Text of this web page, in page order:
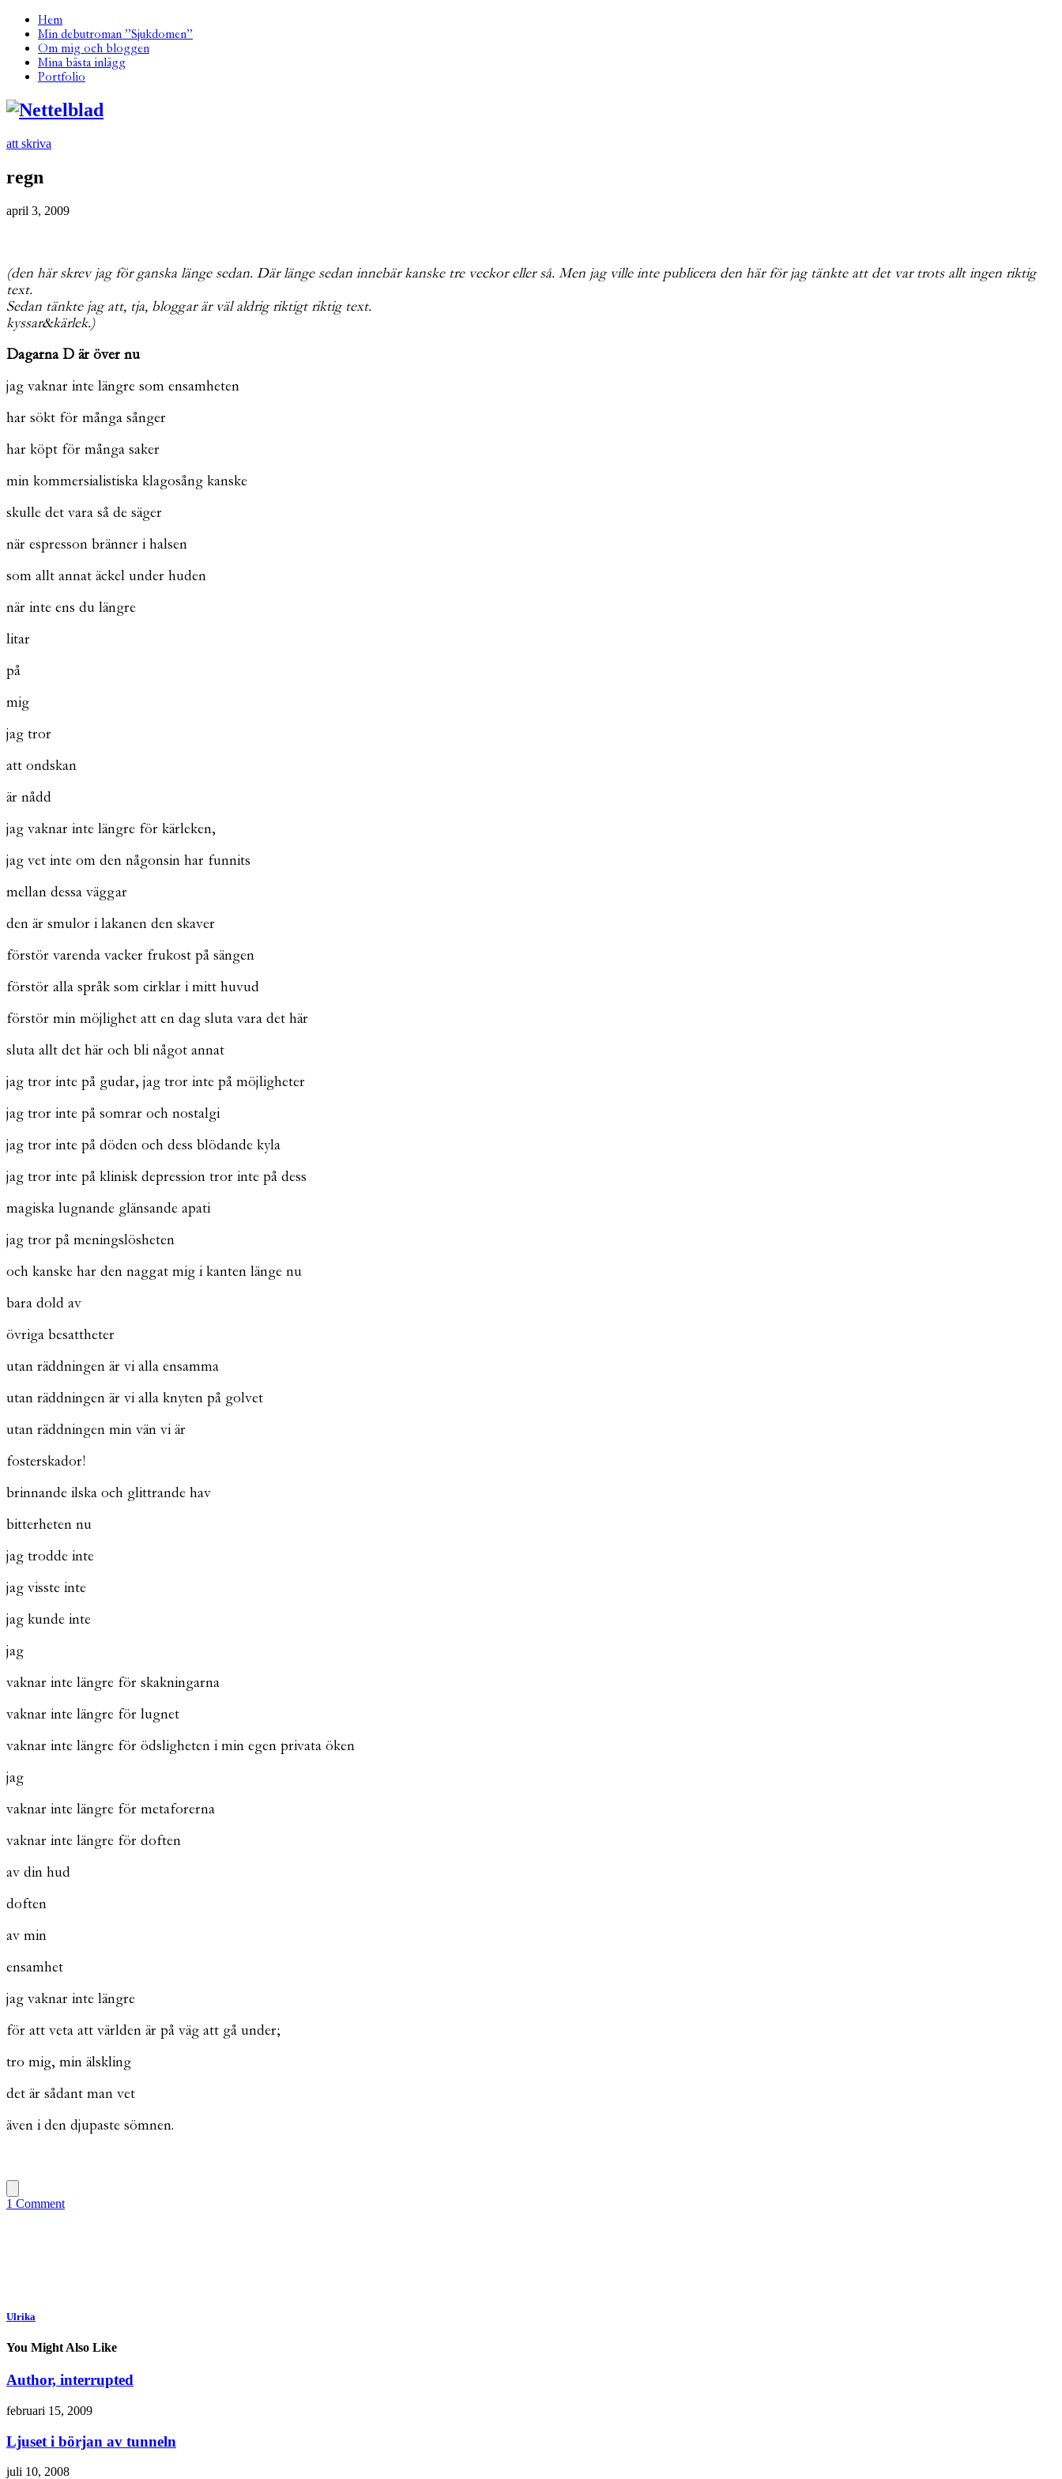
Hem
Min debutroman ”Sjukdomen”
Om mig och bloggen
Mina bästa inlägg
Portfolio
att skriva
regn
april 3, 2009
(den här skrev jag för ganska länge sedan. Där länge sedan innebär kanske tre veckor eller så. Men jag ville inte publicera den här för jag tänkte att det var trots allt ingen riktig
text.
Sedan tänkte jag att, tja, bloggar är väl aldrig riktigt riktig text.
kyssar&kärlek.)
Dagarna D är över nu
jag vaknar inte längre som ensamheten
har sökt för många sånger
har köpt för många saker
min kommersialistiska klagosång kanske
skulle det vara så de säger
när espresson bränner i halsen
som allt annat äckel under huden
när inte ens du längre
litar
på
mig
jag tror
att ondskan
är nådd
jag vaknar inte längre för kärleken,
jag vet inte om den någonsin har funnits
mellan dessa väggar
den är smulor i lakanen den skaver
förstör varenda vacker frukost på sängen
förstör alla språk som cirklar i mitt huvud
förstör min möjlighet att en dag sluta vara det här
sluta allt det här och bli något annat
jag tror inte på gudar, jag tror inte på möjligheter
jag tror inte på somrar och nostalgi
jag tror inte på döden och dess blödande kyla
jag tror inte på klinisk depression tror inte på dess
magiska lugnande glänsande apati
jag tror på meningslösheten
och kanske har den naggat mig i kanten länge nu
bara dold av
övriga besattheter
utan räddningen är vi alla ensamma
utan räddningen är vi alla knyten på golvet
utan räddningen min vän vi är
fosterskador!
brinnande ilska och glittrande hav
bitterheten nu
jag trodde inte
jag visste inte
jag kunde inte
jag
vaknar inte längre för skakningarna
vaknar inte längre för lugnet
vaknar inte längre för ödsligheten i min egen privata öken
jag
vaknar inte längre för metaforerna
vaknar inte längre för doften
av din hud
doften
av min
ensamhet
jag vaknar inte längre
för att veta att världen är på väg att gå under;
tro mig, min älskling
det är sådant man vet
även i den djupaste sömnen.
1 Comment
Ulrika
You Might Also Like
Author, interrupted
februari 15, 2009
Ljuset i början av tunneln
juli 10, 2008